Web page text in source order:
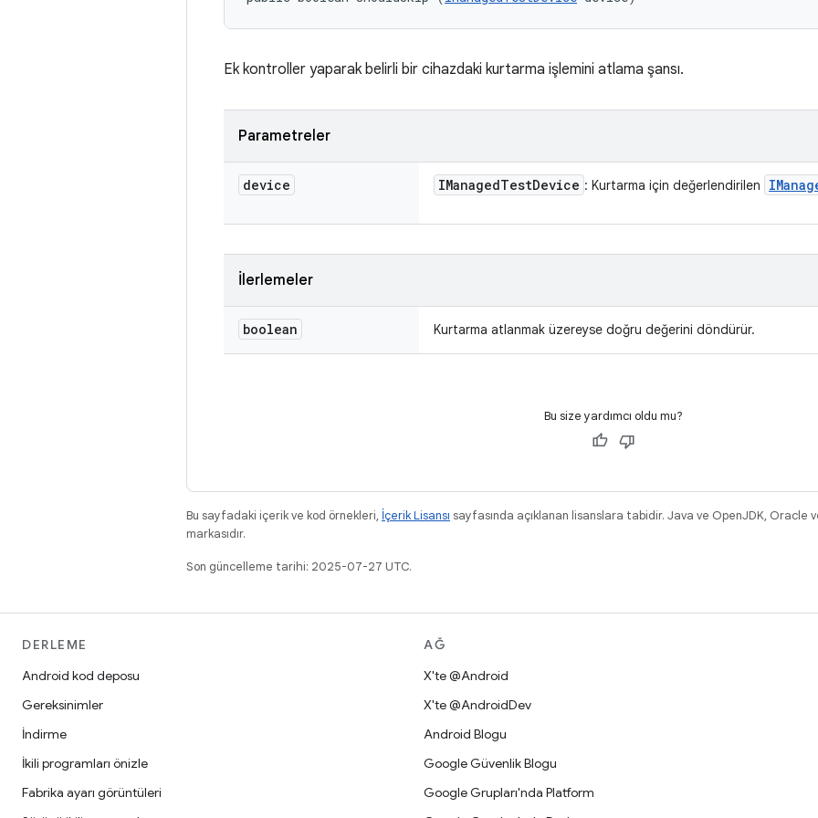
Ek kontroller yaparak belirli bir cihazdaki kurtarma işlemini atlama şansı.
Parametreler
device IManagedTestDevice : Kurtarma için değerlendirilen
İlerlemeler
boolean Kurtarma atlanmak üzereyse doğru değerini döndürür.
Bu size yardımcı oldu mu?
Bu sayfadaki içerik ve kod örnekleri, İçerik Lisansı sayfasında açıklanan lisanslara tabidir. Java ve OpenJDK, Oracle
markasıdır.
Son güncelleme tarihi: 2025-07-27 UTC.
DERLEME
Android kod deposu
Gereksinimler
İndirme
İkili programları önizle
Fabrika ayarı görüntüleri
AĞ
X'te @Android
X'te @AndroidDev
Android Blogu
Google Güvenlik Blogu
Google Grupları'nda Platform